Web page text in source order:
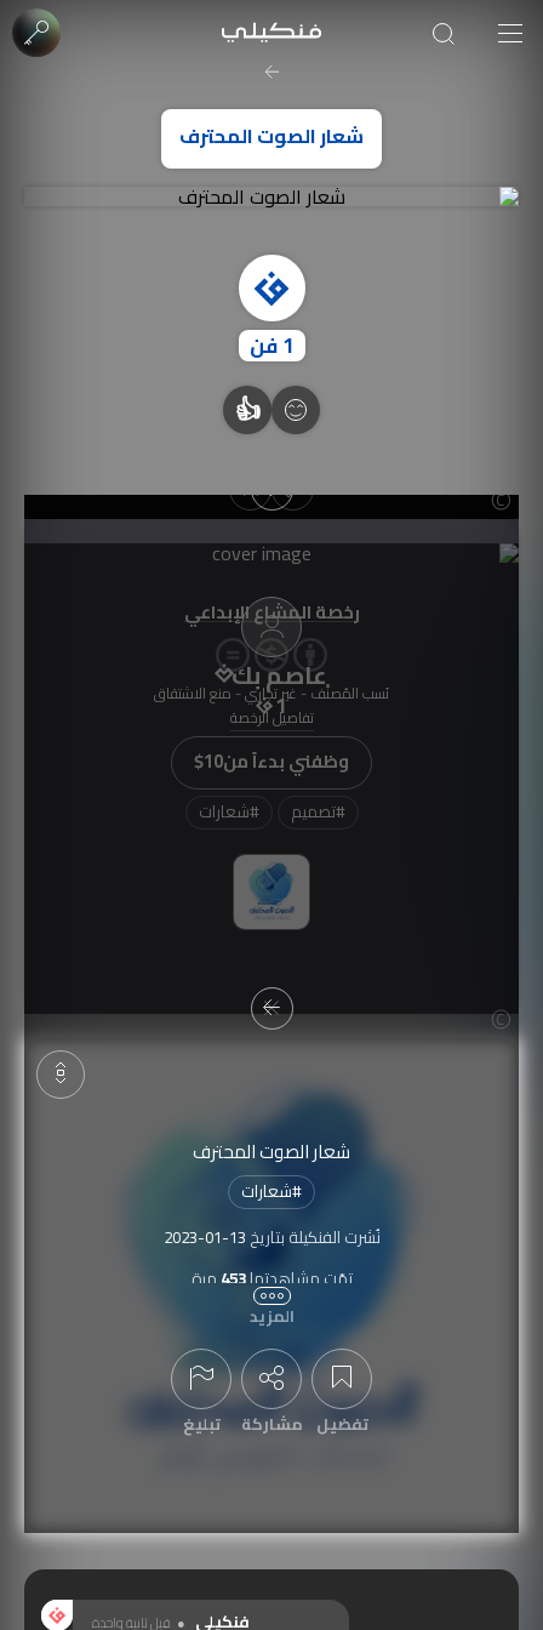
شعار الصوت المحترف
1فن
👍
عاصم بك
1
وظفني بدءاً من$10
#تصميم #شعارات
شعار الصوت المحترف
#شعارات
نُشرت الفنكيلة بتاريخ 2023-01-13
تمّت مشاهدتها453 مرة
المزيد
تفضيل مشاركة تبليغ
رخصة المشاع الإبداعي
نَسب المُصنَّف - غير تجاري - منع الاشتقاق
تفاصيل الرخصة
صورة الغلاف من فن
SOUFIANE Abid
فنكيلي قبل ثانية واحدة